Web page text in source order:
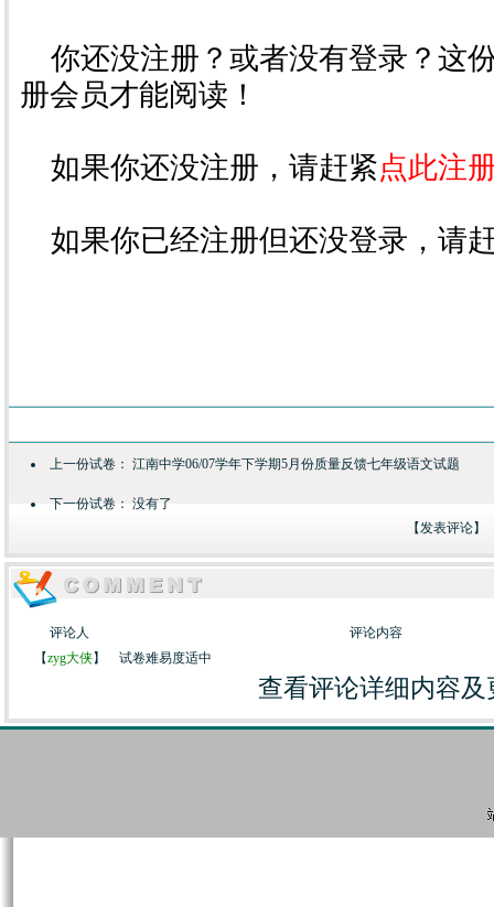
你还没注册？或者没有登录？这
册会员才能阅读！
如果你还没注册，请赶紧点此注
如果你已经注册但还没登录，请
上一份试卷： 江南中学06/07学年下学期5月份质量反馈七年级语文试题
下一份试卷： 没有了
【发表评论】
评论人
评论内容
【zyg大侠】 试卷难易度适中
查看评论详细内容及